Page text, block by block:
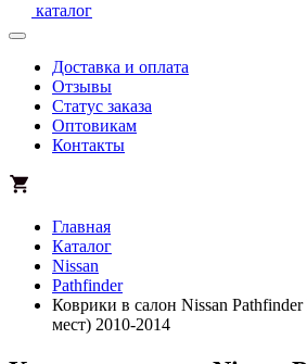
каталог
Доставка и оплата
Отзывы
Статус заказа
Оптовикам
Контакты
Главная
Каталог
Nissan
Pathfinder
Коврики в салон Nissan
мест) 2010-2014